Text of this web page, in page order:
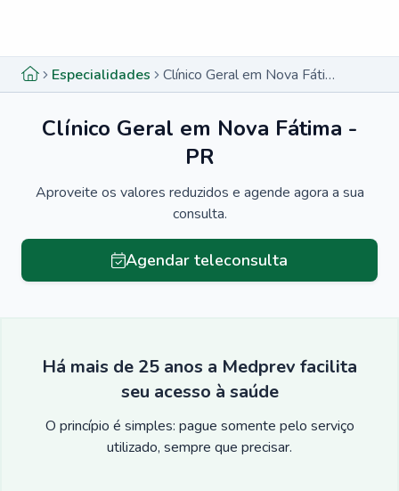
Especialidades Clínico Geral em Nova Fátima - PR
Clínico Geral em Nova Fátima -
PR
Aproveite os valores reduzidos e agende agora a sua
consulta.
Agendar teleconsulta
Há mais de 25 anos a Medprev facilita
seu acesso à saúde
O princípio é simples: pague somente pelo serviço
utilizado, sempre que precisar.